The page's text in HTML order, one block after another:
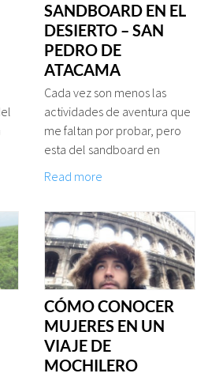
SANDBOARD EN EL
DESIERTO – SAN
PEDRO DE
ATACAMA
Cada vez son menos las
actividades de aventura que
me faltan por probar, pero
esta del sandboard en
Read more
CÓMO CONOCER
MUJERES EN UN
VIAJE DE
MOCHILERO